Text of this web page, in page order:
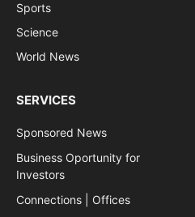
Sports
Science
World News
SERVICES
Sponsored News
Business Oportunity for
Investors
Connections | Offices